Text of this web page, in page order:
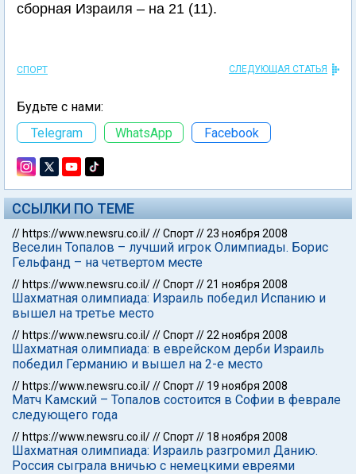
сборная Израиля – на 21 (11).
СПОРТ СЛЕДУЮЩАЯ СТАТЬЯ
Будьте с нами:
Telegram
WhatsApp Facebook
ССЫЛКИ ПО ТЕМЕ
// https://www.newsru.co.il///Спорт//23 ноября 2008
Веселин Топалов – лучший игрок Олимпиады. Борис
Гельфанд – на четвертом месте
// https://www.newsru.co.il///Спорт//21 ноября 2008
Шахматная олимпиада: Израиль победил Испанию и
вышел на третье место
// https://www.newsru.co.il///Спорт//22 ноября 2008
Шахматная олимпиада: в еврейском дерби Израиль
победил Германию и вышел на 2-е место
// https://www.newsru.co.il///Спорт// 19 ноября 2008
Матч Камский – Топалов состоится в Софии в феврале
следующего года
// https://www.newsru.co.il///Спорт// 18 ноября 2008
Шахматная олимпиада: Израиль разгромил Данию.
Россия сыграла вничью с немецкими евреями